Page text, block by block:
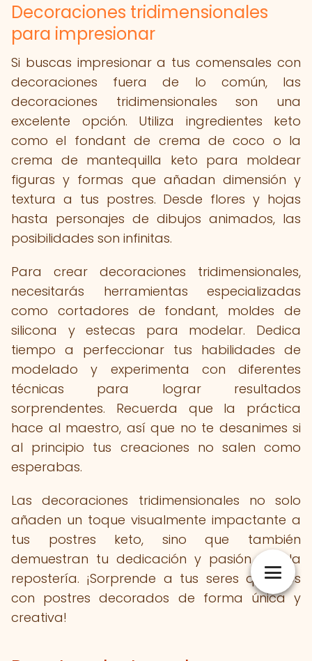
Decoraciones tridimensionales
para impresionar
Si buscas impresionar a tus comensales con
decoraciones fuera de lo común, las
decoraciones tridimensionales son una
excelente opción. Utiliza ingredientes keto
como el fondant de crema de coco o la
crema de mantequilla keto para moldear
figuras y formas que añadan dimensión y
textura a tus postres. Desde flores y hojas
hasta personajes de dibujos animados, las
posibilidades son infinitas.
Para crear decoraciones tridimensionales,
necesitarás herramientas especializadas
como cortadores de fondant, moldes de
silicona y estecas para modelar. Dedica
tiempo a perfeccionar tus habilidades de
modelado y experimenta con diferentes
técnicas para lograr resultados
sorprendentes. Recuerda que la práctica
hace al maestro, así que no te desanimes si
al principio tus creaciones no salen como
esperabas.
Las decoraciones tridimensionales no solo
añaden un toque visualmente impactante a
tus postres keto, sino que también
demuestran tu dedicación y pasión por la
repostería. ¡Sorprende a tus seres queridos
con postres decorados de forma única y
creativa!